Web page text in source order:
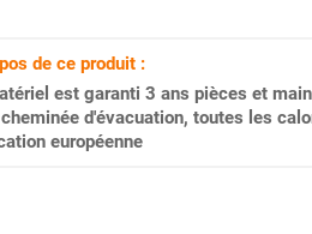
d'air
d'air mobile
d'air gainable
d’air fixe
de ce produit :
est garanti 3 ans pièces et
d'évacuation, toutes les
européenne